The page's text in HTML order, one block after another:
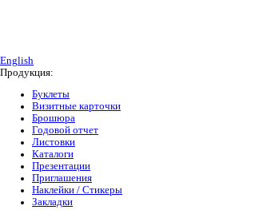
English
Продукция:
Буклеты
Визитные карточки
Брошюра
Годовой отчет
Листовки
Каталоги
Презентации
Приглашения
Наклейки / Стикеры
Закладки